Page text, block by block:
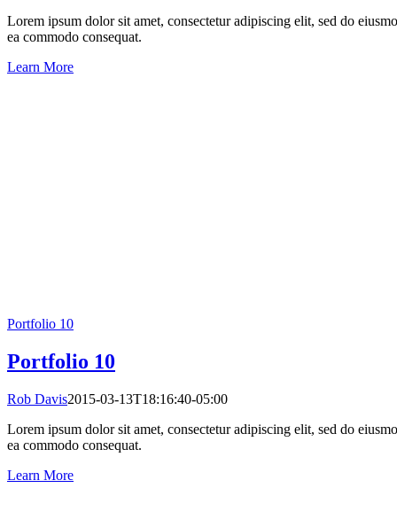
Lorem ipsum dolor sit amet, consectetur adipiscing elit, sed do
ea commodo consequat.
Learn More
Portfolio 10
Portfolio 10
Rob Davis2015-03-13T18:16:40-05:00
Lorem ipsum dolor sit amet, consectetur adipiscing elit, sed do
ea commodo consequat.
Learn More